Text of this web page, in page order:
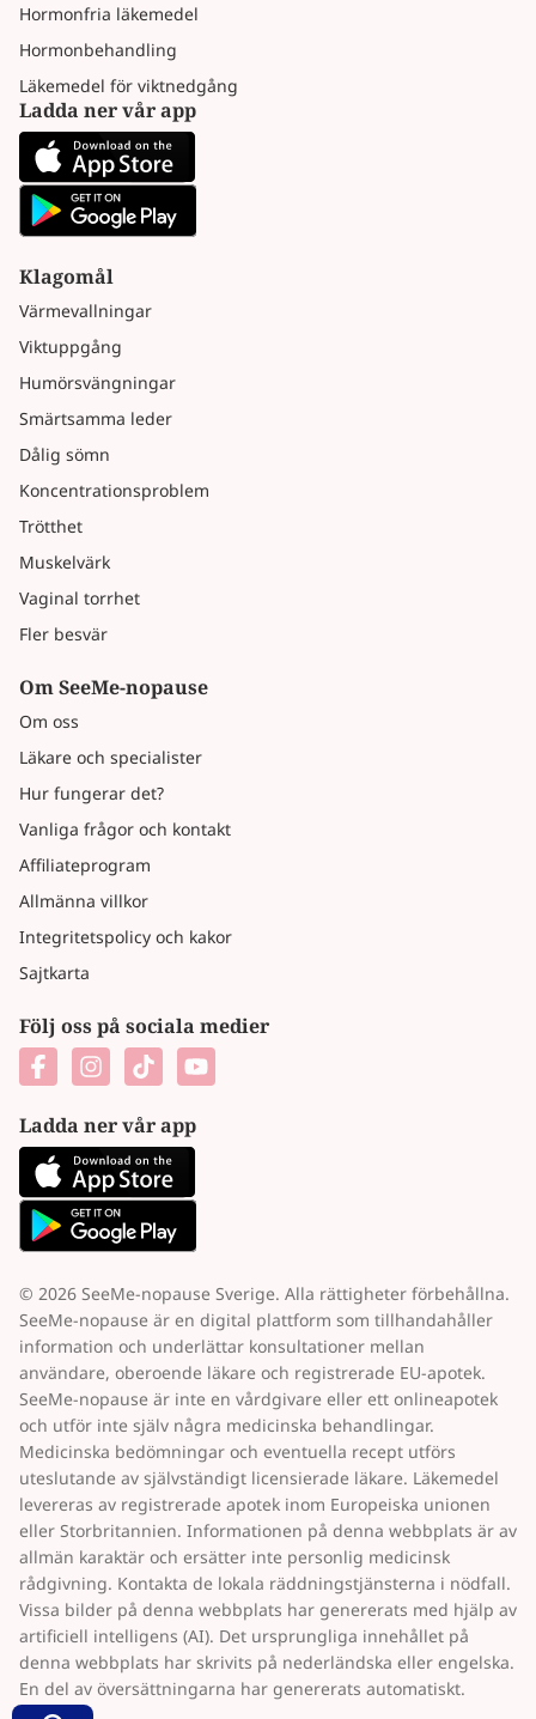
Hormonfria läkemedel
Hormonbehandling
Läkemedel för viktnedgång
Ladda ner vår app
Klagomål
Värmevallningar
Viktuppgång
Humörsvängningar
Smärtsamma leder
Dålig sömn
Koncentrationsproblem
Trötthet
Muskelvärk
Vaginal torrhet
Fler besvär
Om SeeMe-nopause
Om oss
Läkare och specialister
Hur fungerar det?
Vanliga frågor och kontakt
Affiliateprogram
Allmänna villkor
Integritetspolicy och kakor
Sajtkarta
Följ oss på sociala medier
Ladda ner vår app
© 2026 SeeMe-nopause Sverige. Alla rättigheter förbehållna.
SeeMe-nopause är en digital plattform som tillhandahåller
information och underlättar konsultationer mellan
användare, oberoende läkare och registrerade EU-apotek.
SeeMe-nopause är inte en vårdgivare eller ett onlineapotek
och utför inte själv några medicinska behandlingar.
Medicinska bedömningar och eventuella recept utförs
uteslutande av självständigt licensierade läkare. Läkemedel
levereras av registrerade apotek inom Europeiska unionen
eller Storbritannien. Informationen på denna webbplats är av
allmän karaktär och ersätter inte personlig medicinsk
rådgivning. Kontakta de lokala räddningstjänsterna i nödfall.
Vissa bilder på denna webbplats har genererats med hjälp av
artificiell intelligens (AI). Det ursprungliga innehållet på
denna webbplats har skrivits på nederländska eller engelska.
En del av översättningarna har genererats automatiskt.